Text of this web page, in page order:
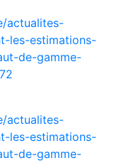
actualites-
les-estimations-
de-gamme-
actualites-
les-estimations-
de-gamme-